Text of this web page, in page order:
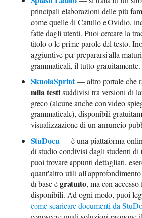
principali elaborazioni delle più
come quelle di Catullo e Ovidio,
fatte dagli utenti. Puoi cercare la
titolo o le prime parole del testo.
aggiuntive per prepararsi alla
grammaticali, il tutto gratuitamente.
SkuolaSprint— altro portale che
mila testisuddivisi tra versioni di
greco (alcune anche con video
grammaticale), disponibili
visualizzazione di un annuncio
StuDocu— è una piattaforma
di studio condivisi dagli studenti di
puoi trovare appunti dettagliati,
quant'altro utili
di base ègratuito, ma con
disponibili. Ad ogni modo, puoi
come scaricare documenti da